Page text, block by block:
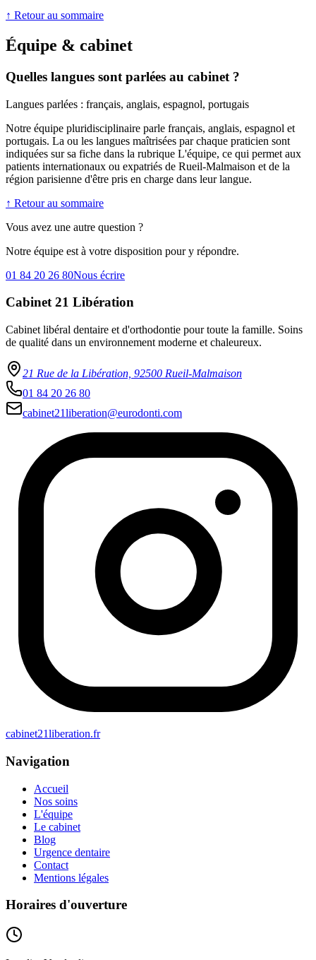
↑ Retour au sommaire
Équipe & cabinet
Quelles langues sont parlées au cabinet ?
Langues parlées : français, anglais, espagnol, portugais
Notre équipe pluridisciplinaire parle français, anglais, espagnol et
portugais. La ou les langues maîtrisées par chaque praticien sont
indiquées sur sa fiche dans la rubrique L'équipe, ce qui permet aux
patients internationaux ou expatriés de Rueil-Malmaison et de la
région parisienne d'être pris en charge dans leur langue.
↑ Retour au sommaire
Vous avez une autre question ?
Notre équipe est à votre disposition pour y répondre.
01 84 20 26 80Nous écrire
Cabinet 21 Libération
Cabinet libéral dentaire et d'orthodontie pour toute la famille. Soins
de qualité dans un environnement moderne et chaleureux.
21 Rue de la Libération, 92500 Rueil-Malmaison
01 84 20 26 80
cabinet21liberation@eurodonti.com
cabinet21liberation.fr
Navigation
Accueil
Nos soins
L'équipe
Le cabinet
Blog
Urgence dentaire
Contact
Mentions légales
Horaires d'ouverture